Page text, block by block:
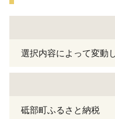
選択内容によって変動
砥部町ふるさと納税